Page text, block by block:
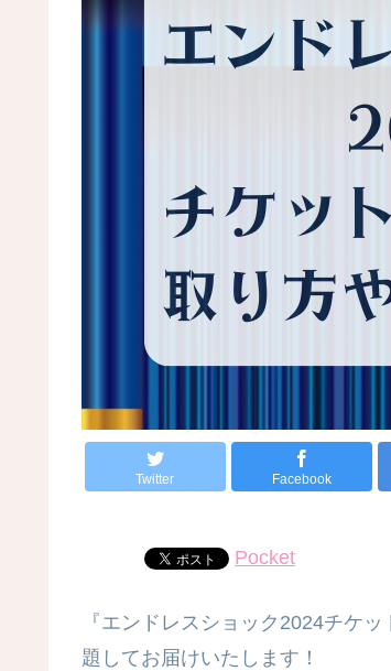
Twitter Facebook
Pocket
『エンドレスショック2024チケ
題してお届けいたします！